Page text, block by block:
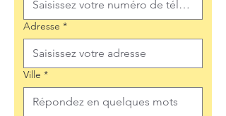
Adresse *
Ville *